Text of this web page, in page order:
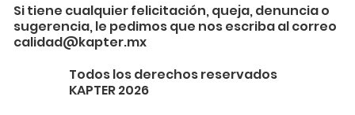
Si tiene cualquier felicitación, queja, denuncia o
sugerencia, le pedimos que nos escriba al correo
calidad@kapter.mx
Todos los derechos reservados
KAPTER 2026